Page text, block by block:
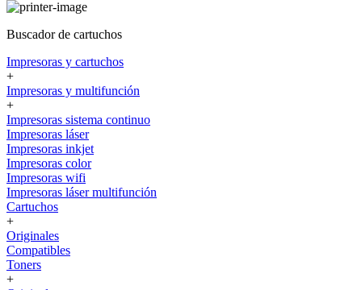
Buscador de cartuchos
Impresoras y cartuchos
+
Impresoras y multifunción
+
Impresoras sistema continuo
Impresoras láser
Impresoras inkjet
Impresoras color
Impresoras wifi
Impresoras láser multifunción
Cartuchos
+
Originales
Compatibles
Toners
+